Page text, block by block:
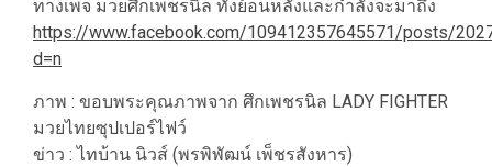
ทางเพจ มวยศึกเพชรนิล ทั้งย้อนหลังและกำลังจะมาถึง
https://www.facebook.com/109412357645571/posts/
d=n
ภาพ : ขอบพระคุณภาพจาก ศึกเพชรนิล LADY FIGHTER
มวยไทยซุปเปอร์ไฟว์
ข่าว : ไทบ้าน นิวส์ (พรพิพัฒน์ เพ็ชรสังหาร)